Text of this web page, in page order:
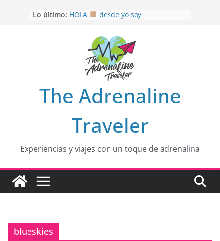
Lo último: HOLA
desde yo soy
EL SENDERO DEL CACAO: Excelente
opción
HOSPEDAJE AL NATURALSHH !!
OTRA PERSPECTIVA de RÍO EL
MULITO!
The Adrenaline
Traveler
Experiencias y viajes con un toque de adrenalina
blueskies